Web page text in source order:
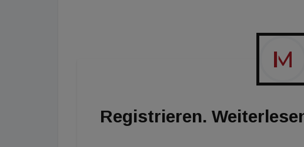
allein die bei den Haushalten und den Produzenten
Speicherkapazität aller sieben österreichischen
Liter Heizöl verbraucht hat, hat mit Pellets bisher
Registrieren.